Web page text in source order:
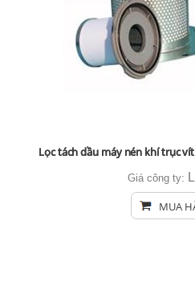
Lọc tách dầu máy nén khí trục
Giá công ty:
MUA